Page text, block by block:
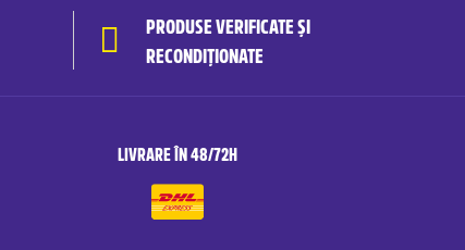
PRODUSE VERIFICATE ȘI
RECONDIȚIONATE
LIVRARE ÎN 48/72H